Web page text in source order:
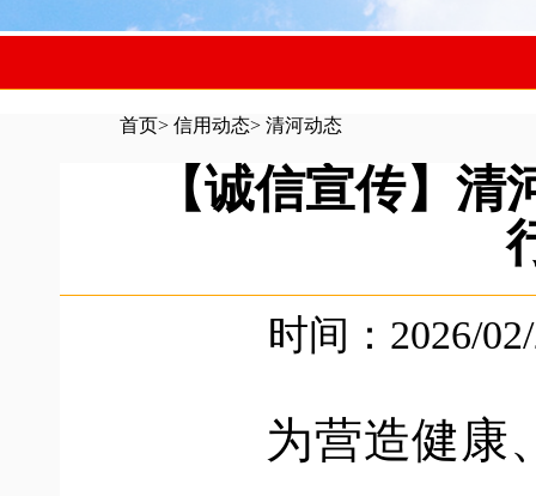
首页> 信用动态> 清河动态
【诚信宣传】
时间：2026/
为营造健康